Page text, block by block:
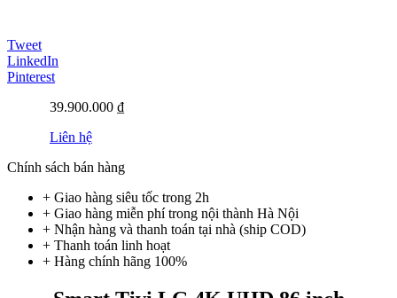
Tweet
LinkedIn
Pinterest
39.900.000 ₫
Liên hệ
Chính sách bán hàng
+ Giao hàng siêu tốc trong 2h
+ Giao hàng miễn phí trong nội thành Hà Nội
+ Nhận hàng và thanh toán tại nhà (ship COD)
+ Thanh toán linh hoạt
+ Hàng chính hãng 100%